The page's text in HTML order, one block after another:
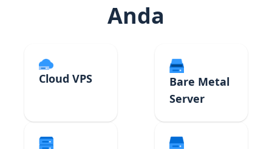
Anda
Cloud VPS
Bare Metal
Server